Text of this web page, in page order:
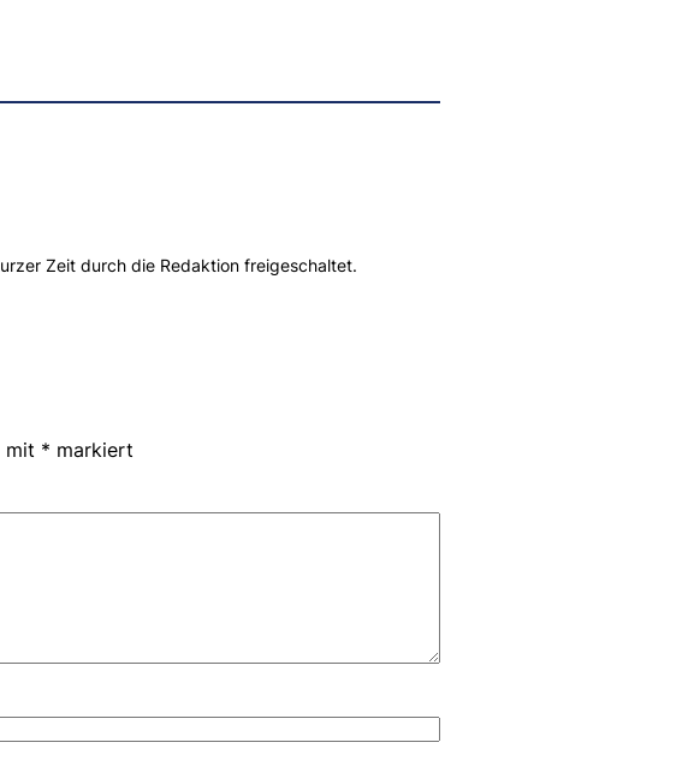
Zeit durch die Redaktion freigeschaltet.
mit * markiert